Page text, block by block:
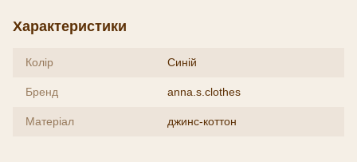
Характеристики
Колір Синій
Бренд anna.s.clothes
Матеріал джинс-коттон